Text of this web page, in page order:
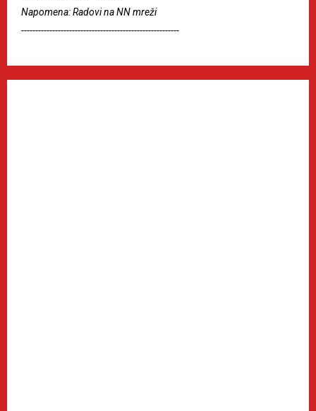
Napomena: Radovi na NN mreži
--------------------------------------------------------